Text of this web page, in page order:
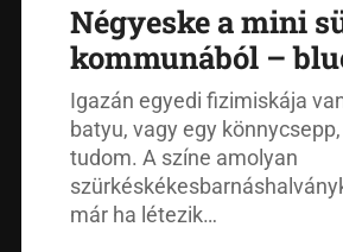
Négyeske a mini
kommunából –
Igazán egyedi fizimiskája
batyu, vagy egy
tudom. A színe amolyan
már ha létezik…